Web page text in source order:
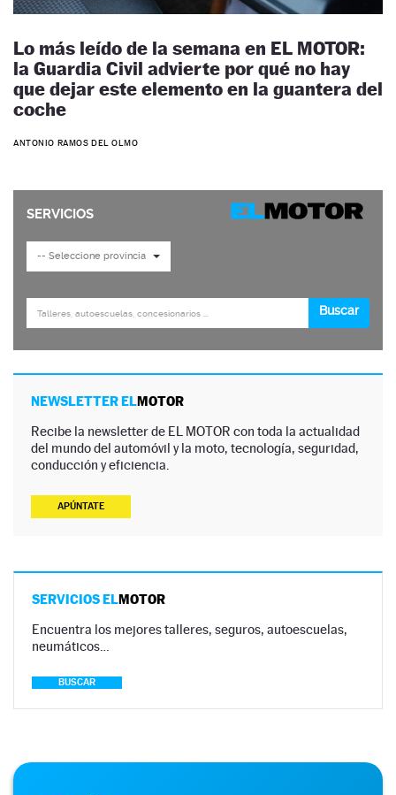
Lo más leído de la semana en EL MOTOR:
la Guardia Civil advierte por qué no hay
que dejar este elemento en la guantera del
coche
ANTONIO RAMOS DEL OLMO
NEWSLETTER ELMOTOR
Recibe la newsletter de EL MOTOR con toda la actualidad
del mundo del automóvil y la moto, tecnología, seguridad,
conducción y eficiencia.
APÚNTATE
SERVICIOS ELMOTOR
Encuentra los mejores talleres, seguros, autoescuelas,
neumáticos…
BUSCAR